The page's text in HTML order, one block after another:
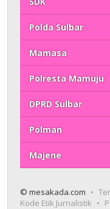
Polda Sulbar
Mamasa
Polresta Mamuju
DPRD Sulbar
Polman
Majene
© mesakada.com
Kode Etik Jurnalistik